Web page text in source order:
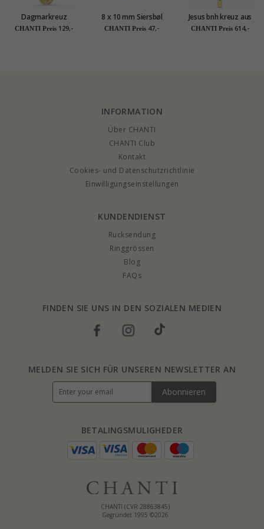
Dagmarkreuz
Halskette aus
CHANTI Preis 129,-
8 x 10 mm Siersbøl
Dagmarkreuz
CHANTI Preis 47,-
Jesus bnh kreuz aus
14 Karat Gold -
CHANTI Preis 614,-
INFORMATION
Über CHANTI
CHANTI Club
Kontakt
Cookies- und Datenschutzrichtlinie
Einwilligungseinstellungen
KUNDENDIENST
Rucksendung
Ringgrössen
Blog
FAQs
FINDEN SIE UNS IN DEN SOZIALEN MEDIEN
CHANTI (CVR 28863845)
Gegründet 1995 ©2026
BETALINGSMULIGHEDER
MELDEN SIE SICH FÜR UNSEREN NEWSLETTER AN
Abonnieren